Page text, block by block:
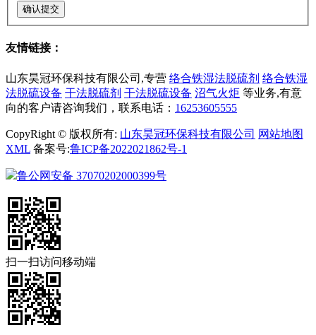
友情链接：
山东昊冠环保科技有限公司,专营 络合铁湿法脱硫剂 络合铁湿
法脱硫设备 干法脱硫剂 干法脱硫设备 沼气火炬 等业务,有意
向的客户请咨询我们，联系电话： 16253605555
CopyRight © 版权所有: 山东昊冠环保科技有限公司 网站地图
XML 备案号:鲁ICP备2022021862号-1
鲁公网安备 37070202000399号
扫一扫访问移动端